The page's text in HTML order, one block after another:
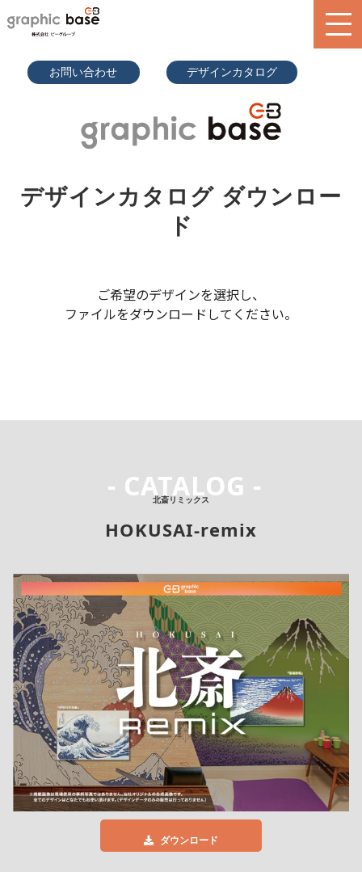
お問い合わせ デザインカタログ
design library
blog
search
デザインカタログ ダウンロー
ド
ご希望のデザインを選択し、
ファイルをダウンロードしてください。
- CATALOG -
北斎リミックス
HOKUSAI-remix
ダウンロード